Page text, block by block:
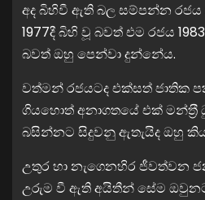
අද බිහිවී ඇති බල සම්පන්න
1977දී බිහි වූ බවත් එම රජය
බවත් ඔහු පෙන්වා දුන්නේය.
වත්මන් රජයටද එක්සත් ජාතික
ගියහොත් අනාගතයේ එක් මන්ත‍්‍රී
බසින්නට සිදුවනු ඇතැයිද ඔහු
උතුර හා නැගෙනහිර ජීවත්වන
උරුම වී ඇති අයිතීන් සේම